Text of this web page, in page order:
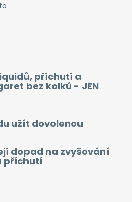
liquidů, příchutí a
bez kolků - JEN
užít dovolenou
dopad na zvyšování
příchutí